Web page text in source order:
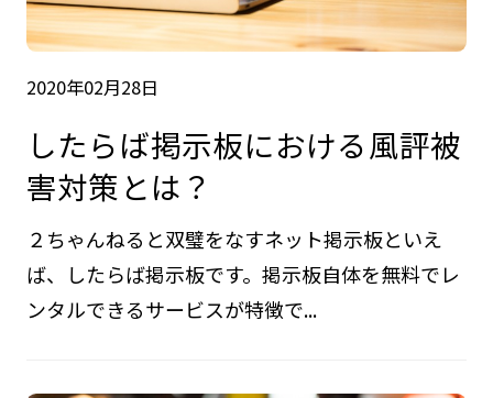
2020年02月28日
したらば掲示板における風評被
害対策とは？
２ちゃんねると双璧をなすネット掲示板といえ
ば、したらば掲示板です。掲示板自体を無料でレ
ンタルできるサービスが特徴で...